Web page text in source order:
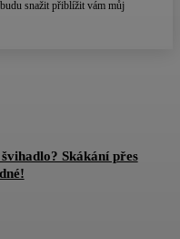
snažit přiblížit vám můj
Skákání přes